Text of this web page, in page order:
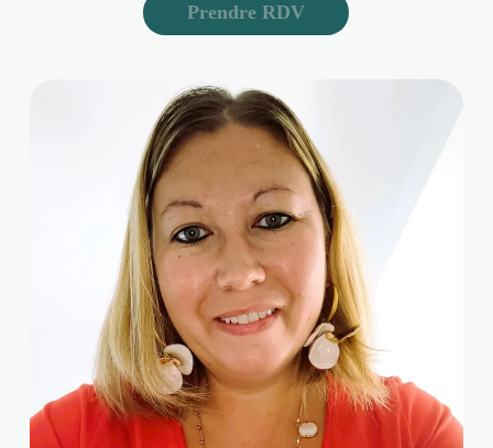
Prendre RDV